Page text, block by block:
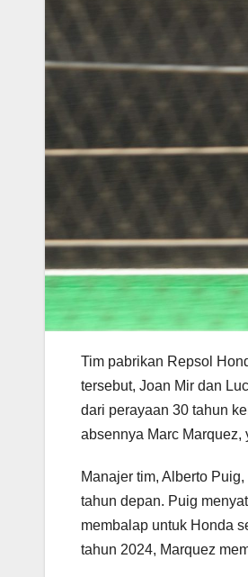
Tim pabrikan Repsol
tersebut, Joan Mir dan
dari perayaan 30 tahun
absennya Marc
Manajer tim, Alberto
tahun depan. Puig
membalap untuk Honda
tahun 2024, Marquez